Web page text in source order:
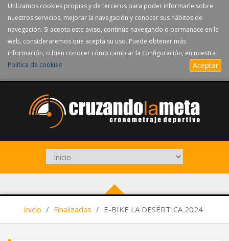
Utilizamos cookies propias y de terceros para poder informarle sobre
nuestros servicios, mejorar la navegación y conocer sus hábitos de
navegación. Si acepta este aviso, continúa navegando o permanece en la
web, consideraremos que acepta su uso. Puede obtener más
información, o bien conocer cómo cambiar la configuración, en nuestra
Política de cookies. Aceptar
Inicio / Finalizadas / E-BIKE LA DESÉRTICA 2024